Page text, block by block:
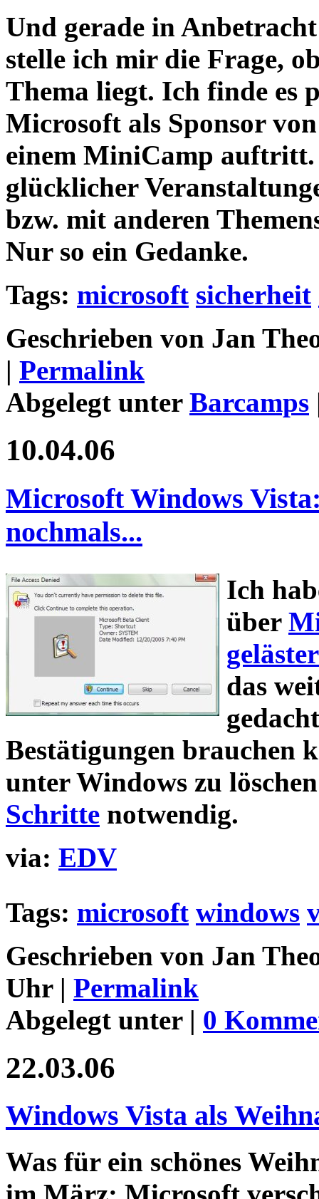
Und gerade in
stelle ich mir die Frage,
Thema liegt. Ich finde es
Microsoft als Sponsor
einem MiniCamp auftritt.
glücklicher
bzw. mit anderen
Nur so ein Gedanke.
Tags: microsoft sicherheit
Geschrieben von Jan
| Permalink
Abgelegt unter Barcamps
10.04.06
Microsoft Windows
nochmals...
Ich
über
das
Bestätigungen brauchen
unter Windows zu
Schritte notwendig.
via: EDV
Tags: microsoft windows
Geschrieben von Jan
Uhr | Permalink
Abgelegt unter | 0
22.03.06
Windows Vista als
Was für ein schönes